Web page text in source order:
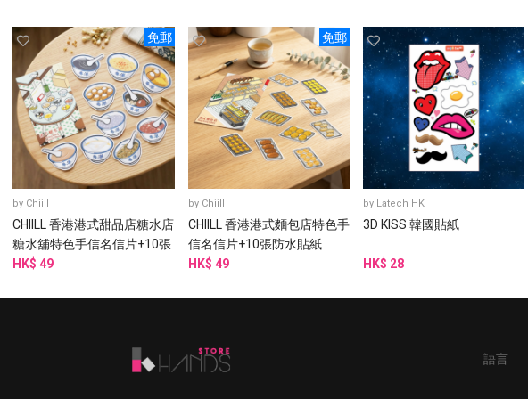
免郵
by Chiill
CHIILL 香港港式甜品店糖水店
糖水舖特色手信名信片+10張
防水貼紙
HK$ 49
免郵
by Chiill
CHIILL 香港港式麵包店特色手
信名信片+10張防水貼紙
HK$ 49
by Latech HK
3D KISS 韓國貼紙
HK$ 28
語言